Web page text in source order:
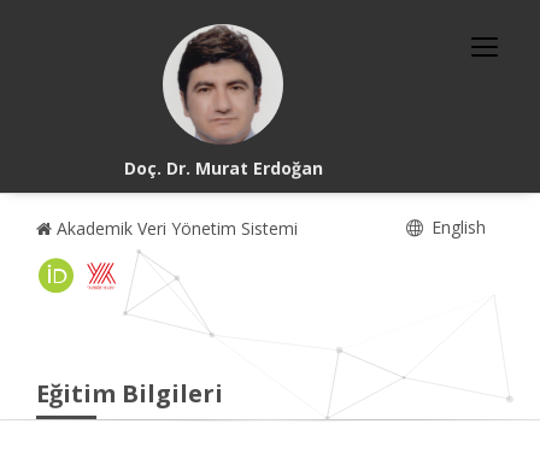
Doç. Dr. Murat Erdoğan
Akademik Veri Yönetim Sistemi English
Eğitim Bilgileri